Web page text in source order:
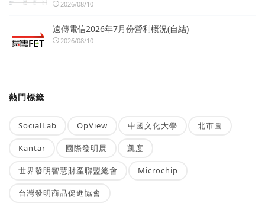
2026/08/10
遠傳電信2026年7月份營利概況(自結)
2026/08/10
熱門標籤
SocialLab OpView 中國文化大學 北市圖
Kantar 國際發明展 凱度
世界發明智慧財產聯盟總會 Microchip
台灣發明商品促進協會